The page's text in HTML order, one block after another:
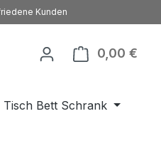
Kunden
0,00 €
Tisch Bett Schrank